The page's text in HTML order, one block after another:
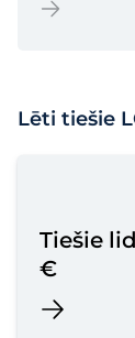
Lēti tiešie
Tiešie
€